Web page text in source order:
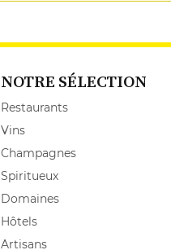
NOTRE SÉLECTION
Restaurants
Vins
Champagnes
Spiritueux
Domaines
Hôtels
Artisans